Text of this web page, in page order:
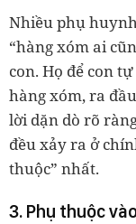
Nhiều phụ
“hàng xóm ai
con. Họ để con
hàng xóm, ra
lời dặn dò rõ
đều xảy ra ở
thuộc” nhất.
3. Phụ thuộc